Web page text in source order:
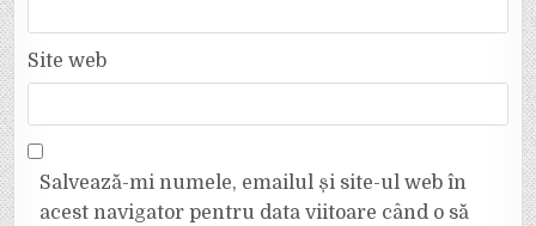
Site web
Salvează-mi numele, emailul și site-ul web în
acest navigator pentru data viitoare când o să